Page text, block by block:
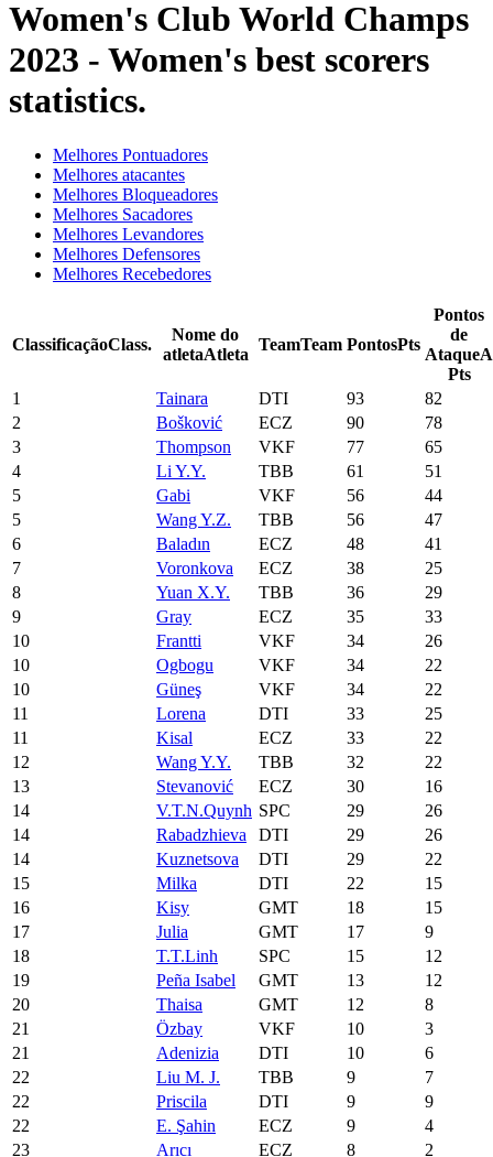
Women's Club World Champs
2023 - Women's best scorers
statistics.
Melhores Pontuadores
Melhores atacantes
Melhores Bloqueadores
Melhores Sacadores
Melhores Levandores
Melhores Defensores
Melhores Recebedores
ClassificaçãoClass.
Nome do
atletaAtleta
TeamTeam PontosPts
Pontos
de
AtaqueA
Pts
1
Tainara DTI 93
82
2
Bošković ECZ 90
78
3
Thompson VKF 77
65
4
Li Y.Y. TBB 61
51
5
Gabi VKF 56
44
5
Wang Y.Z. TBB 56
47
6
Baladın ECZ 48
41
7
Voronkova ECZ 38
25
8
Yuan X.Y. TBB 36
29
9
Gray ECZ 35
33
10
Frantti VKF 34
26
10
Ogbogu VKF 34
22
10
Güneş VKF 34
22
11
Lorena DTI 33
25
11
Kisal ECZ 33
22
12
Wang Y.Y. TBB 32
22
13
Stevanović ECZ 30
16
14
V.T.N.Quynh SPC 29
26
14
Rabadzhieva DTI 29
26
14
Kuznetsova DTI 29
22
15
Milka DTI 22
15
16
Kisy GMT 18
15
17
Julia GMT 17
9
18
T.T.Linh SPC 15
12
19
Peña Isabel GMT 13
12
20
Thaisa GMT 12
8
21
Özbay VKF 10
3
21
Adenizia DTI 10
6
22
Liu M. J. TBB 9
7
22
Priscila DTI 9
9
22
E. Şahin ECZ 9
4
23
Arıcı ECZ 8 2